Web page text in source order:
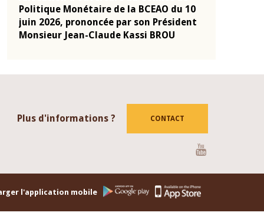
Politique Monétaire de la BCEAO du 4
mars 2026, prononcée par son Président
Monsieur Jean-Claude Kassi BROU
Plus d'informations ? CONTACT
l'application mobile